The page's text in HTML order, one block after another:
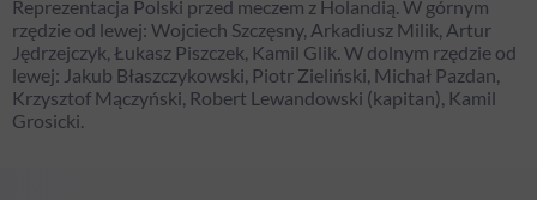
Reprezentacja Polski przed meczem z Holandią. W górnym
rzędzie od lewej: Wojciech Szczęsny, Arkadiusz Milik, Artur
Jędrzejczyk, Łukasz Piszczek, Kamil Glik. W dolnym rzędzie od
lewej: Jakub Błaszczykowski, Piotr Zieliński, Michał Pazdan,
Krzysztof Mączyński, Robert Lewandowski (kapitan), Kamil
Grosicki.